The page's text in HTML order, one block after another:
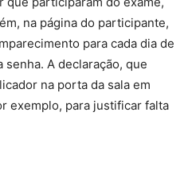
na página do participante,
para cada dia de
senha. A declaração, que
na porta da sala em
exemplo, para justificar falta